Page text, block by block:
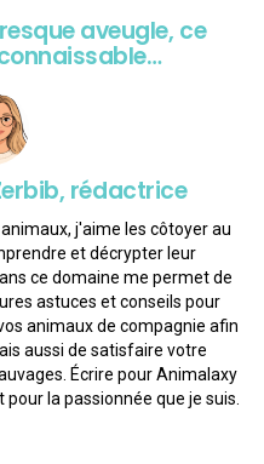
aveugle, ce
rédactrice
j'aime les côtoyer au
et décrypter leur
ce domaine me permet de
astuces et conseils pour
animaux de compagnie afin
aussi de satisfaire votre
Écrire pour Animalaxy
la passionnée que je suis.